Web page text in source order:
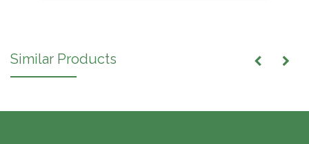
Similar Products